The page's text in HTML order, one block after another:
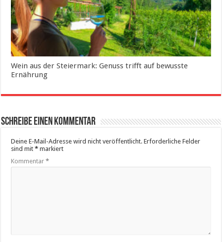
Wein aus der Steiermark: Genuss trifft auf bewusste
Ernährung
Schreibe einen Kommentar
Deine E-Mail-Adresse wird nicht veröffentlicht. Erforderliche Felder
sind mit* markiert
Kommentar*